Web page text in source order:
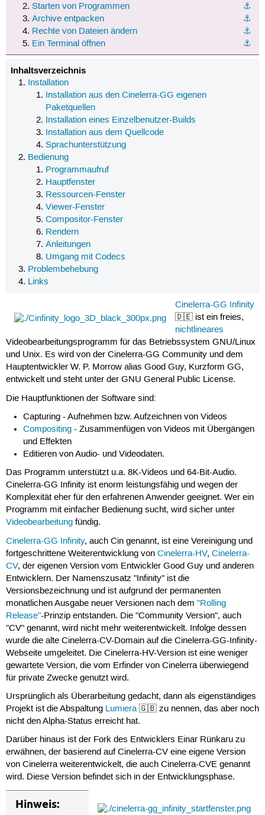
⚓︎
Starten von Programmen
⚓︎
Archive entpacken
⚓︎
Rechte von Dateien ändern
⚓︎
Ein Terminal öffnen
Inhaltsverzeichnis
Installation
Installation aus den Cinelerra-GG eigenen
Paketquellen
Installation eines Einzelbenutzer-Builds
Installation aus dem Quellcode
Sprachunterstützung
Bedienung
Programmaufruf
Hauptfenster
Ressourcen-Fenster
Viewer-Fenster
Compositor-Fenster
Rendern
Anleitungen
Umgang mit Codecs
Problembehebung
Links
Cinelerra-GG Infinity
🇩🇪 ist ein freies,
nichtlineares
Videobearbeitungsprogramm für das Betriebssystem GNU/Linux
und Unix. Es wird von der Cinelerra-GG Community und dem
Hauptentwickler W. P. Morrow alias Good Guy, Kurzform GG,
entwickelt und steht unter der GNU General Public License.
Die Hauptfunktionen der Software sind:
Capturing - Aufnehmen bzw. Aufzeichnen von Videos
Compositing - Zusammenfügen von Videos mit Übergängen
und Effekten
Editieren von Audio- und Videodaten.
Das Programm unterstützt u.a. 8K-Videos und 64-Bit-Audio.
Cinelerra-GG Infinity ist enorm leistungsfähig und wegen der
Komplexität eher für den erfahrenen Anwender geeignet. Wer ein
Programm mit einfacher Bedienung sucht, wird sicher unter
Videobearbeitungfündig.
Cinelerra-GG Infinity, auch Cin genannt, ist eine Vereinigung und
fortgeschrittene Weiterentwicklung von Cinelerra-HV, Cinelerra-
CV, der eigenen Version vom Entwickler Good Guy und anderen
Entwicklern. Der Namenszusatz "Infinity" ist die
Versionsbezeichnung und ist aufgrund der permanenten
monatlichen Ausgabe neuer Versionen nach dem "Rolling
Release"-Prinzip entstanden. Die "Community Version", auch
"CV" genannt, wird nicht mehr weiterentwickelt. Infolge dessen
wurde die alte Cinelerra-CV-Domain auf die Cinelerra-GG-Infinity-
Webseite umgeleitet. Die Cinelerra-HV-Version ist eine weniger
gewartete Version, die vom Erfinder von Cinelerra überwiegend
für private Zwecke genutzt wird.
Ursprünglich als Überarbeitung gedacht, dann als eigenständiges
Projekt ist die Abspaltung Lumiera🇬🇧 zu nennen, das aber noch
nicht den Alpha-Status erreicht hat.
Darüber hinaus ist der Fork des Entwicklers Einar Rünkaru zu
erwähnen, der basierend auf Cinelerra-CV eine eigene Version
von Cinelerra weiterentwickelt, die auch Cinelerra-CVE genannt
wird. Diese Version befindet sich in der Entwicklungsphase.
Hinweis: